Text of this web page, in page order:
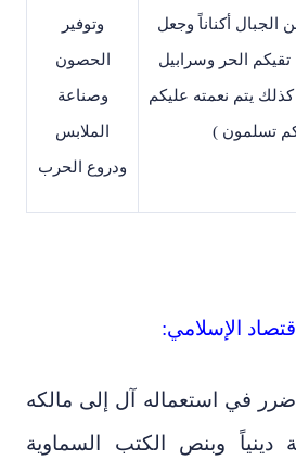
الجبال أكناناً وجعل
الحر وسرابيل
يتم نعمته عليكم
تسلمون (
وتوفير
الحصون
وصناعة
الملابس
ودروع الحرب
الإسلامي:
في استعماله آل إلى مالكه
دينياً وبنص الكتب السماوية